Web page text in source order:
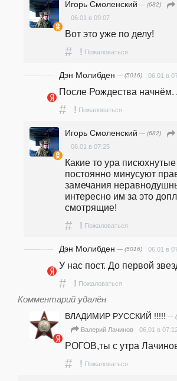
Игорь Смоленский — (682)
06.01 в 09:07
Вот это уже по делу!
# ! Пожаловаться
Дэн Молибден — (5016) 06.01 в
После Рождества начнём.
# ! Пожаловаться
Игорь Смоленский — (682)
06.01 в 07:25
Какие то ура
постоянно минусуют
замечания
интересно им за это
смотрящие!
# ! Пожаловаться
Дэн Молибден — (5016) 06.01 в
У нас пост. До первой
# ! Пожаловаться
Комментарий удалён
ВЛАДИМИР РУССКИЙ !!!!! —
Валерий Лачинов 06.01 в
РОГОВ,ты с утра
# ! Пожаловаться